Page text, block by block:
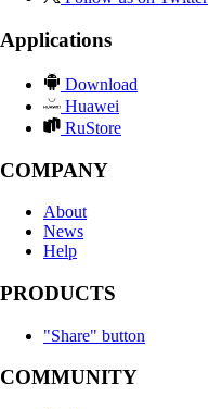
Applications
Download
Huawei
RuStore
COMPANY
About
News
Help
PRODUCTS
"Share" button
COMMUNITY